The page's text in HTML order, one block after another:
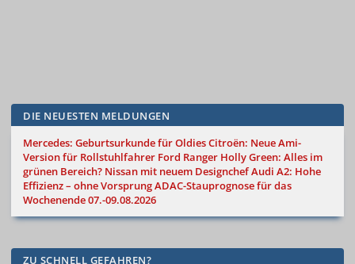
DIE NEUESTEN MELDUNGEN
Mercedes: Geburtsurkunde für OldiesCitroën: Neue Ami-
Version für Rollstuhlfahrer Ford Ranger Holly Green: Alles im
grünen Bereich? Nissan mit neuem DesignchefAudi A2: Hohe
Effizienz – ohne VorsprungADAC-Stauprognose für das
Wochenende 07.-09.08.2026
ZU SCHNELL GEFAHREN?